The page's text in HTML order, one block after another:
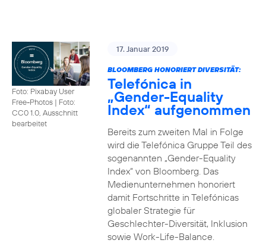
Foto: Pixabay User
Free-Photos | Foto:
CC0 1.0, Ausschnitt
bearbeitet
17. Januar 2019
BLOOMBERG HONORIERT DIVERSITÄT:
Telefónica in
„Gender-Equality
Index“ aufgenommen
Bereits zum zweiten Mal in Folge
wird die Telefónica Gruppe Teil des
sogenannten „Gender-Equality
Index“ von Bloomberg. Das
Medienunternehmen honoriert
damit Fortschritte in Telefónicas
globaler Strategie für
Geschlechter-Diversität, Inklusion
sowie Work-Life-Balance.